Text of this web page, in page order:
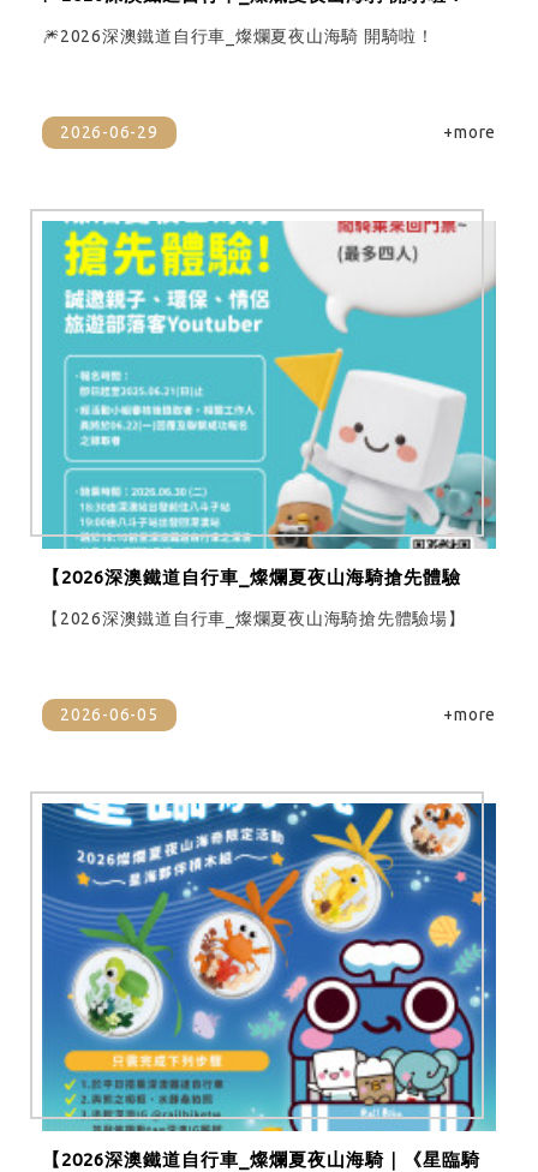
🎆2026深澳鐵道自行車_燦爛夏夜山海騎 開騎啦！
2026-06-29 +more
【2026深澳鐵道自行車_燦爛夏夜山海騎搶先體驗
場】
【2026深澳鐵道自行車_燦爛夏夜山海騎搶先體驗場】
2026-06-05 +more
【2026深澳鐵道自行車_燦爛夏夜山海騎｜《星臨騎